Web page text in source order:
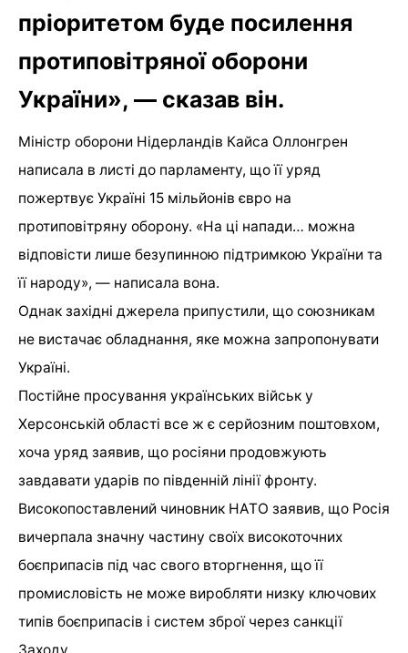
пріоритетом буде посилення
протиповітряної оборони
України», — сказав він.
Міністр оборони Нідерландів Кайса Оллонгрен
написала в листі до парламенту, що її уряд
пожертвує Україні 15 мільйонів євро на
протиповітряну оборону. «На ці напади… можна
відповісти лише безупинною підтримкою України та
її народу», — написала вона.
Однак західні джерела припустили, що союзникам
не вистачає обладнання, яке можна запропонувати
Україні.
Постійне просування українських військ у
Херсонській області все ж є серйозним поштовхом,
хоча уряд заявив, що росіяни продовжують
завдавати ударів по південній лінії фронту.
Високопоставлений чиновник НАТО заявив, що Росія
вичерпала значну частину своїх високоточних
боєприпасів під час свого вторгнення, що її
промисловість не може виробляти низку ключових
типів боєприпасів і систем зброї через санкції